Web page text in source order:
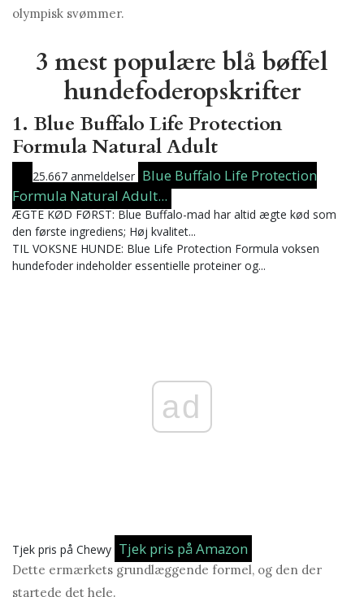
olympisk svømmer.
3 mest populære blå bøffel
hundefoderopskrifter
1. Blue Buffalo Life Protection
Formula Natural Adult
25.667 anmeldelser Blue Buffalo Life Protection
Formula Natural Adult...
ÆGTE KØD FØRST: Blue Buffalo-mad har altid ægte kød som
den første ingrediens; Høj kvalitet...
TIL VOKSNE HUNDE: Blue Life Protection Formula voksen
hundefoder indeholder essentielle proteiner og...
ad
Tjek pris på Chewy Tjek pris på Amazon
Dette ermærkets grundlæggende formel, og den der
startede det hele.